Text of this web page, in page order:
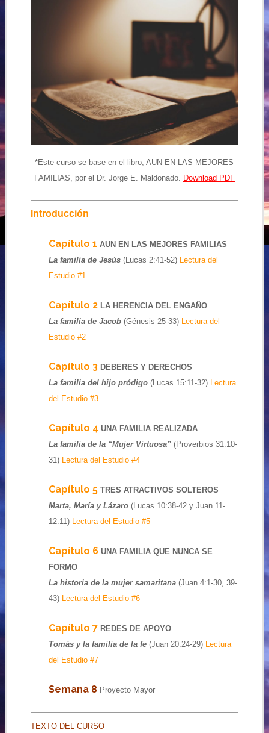
*Este curso se base en el libro, AUN EN LAS MEJORES
FAMILIAS, por el Dr. Jorge E. Maldonado. Download PDF
Introducción
Capítulo 1 AUN EN LAS MEJORES FAMILIAS
La familia de Jesús (Lucas 2:41-52) Lectura del
Estudio #1
Capítulo 2 LA HERENCIA DEL ENGAÑO
La familia de Jacob (Génesis 25-33) Lectura del
Estudio #2
Capítulo 3 DEBERES Y DERECHOS
La familia del hijo pródigo (Lucas 15:11-32) Lectura
del Estudio #3
Capítulo 4 UNA FAMILIA REALIZADA
La familia de la “Mujer Virtuosa” (Proverbios 31:10-
31) Lectura del Estudio #4
Capítulo 5 TRES ATRACTIVOS SOLTEROS
Marta, María y Lázaro (Lucas 10:38-42 y Juan 11-
12:11) Lectura del Estudio #5
Capítulo 6 UNA FAMILIA QUE NUNCA SE
FORMO
La historia de la mujer samaritana (Juan 4:1-30, 39-
43) Lectura del Estudio #6
Capítulo 7 REDES DE APOYO
Tomás y la familia de la fe (Juan 20:24-29) Lectura
del Estudio #7
Semana 8 Proyecto Mayor
TEXTO DEL CURSO